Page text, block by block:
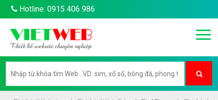
Hotline: 0915 406 986